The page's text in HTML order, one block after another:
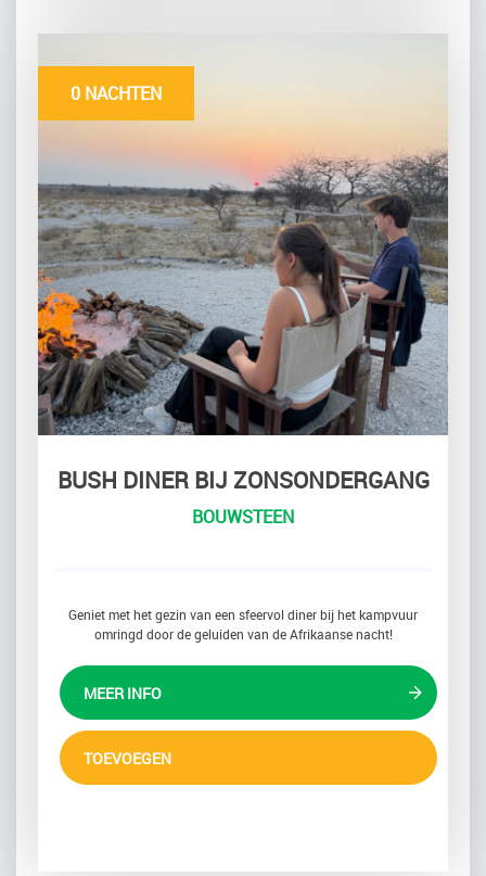
0 NACHTEN
BUSH DINER BIJ ZONSONDERGANG
BOUWSTEEN
Geniet met het gezin van een sfeervol diner bij het kampvuur
omringd door de geluiden van de Afrikaanse nacht!
MEER INFO
TOEVOEGEN